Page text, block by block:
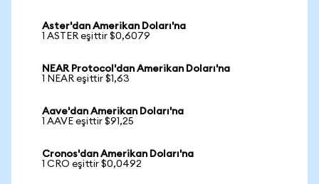
Aster'dan Amerikan Doları'na
1 ASTER eşittir $0,6079
NEAR Protocol'dan Amerikan Doları'na
1 NEAR eşittir $1,63
Aave'dan Amerikan Doları'na
1 AAVE eşittir $91,25
Cronos'dan Amerikan Doları'na
1 CRO eşittir $0,0492